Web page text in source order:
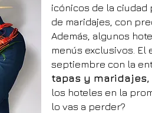
icónicos de la ciudad
de maridajes, con
Además, algunos
menús exclusivos. El
septiembre con la
tapas y maridajes,
los hoteles en la
lo vas a perder?